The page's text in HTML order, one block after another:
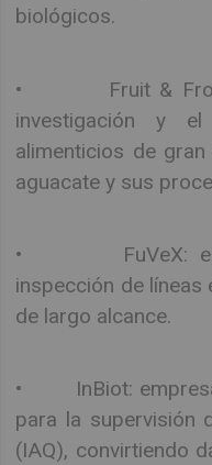
biológicos.
• Fruit & Frood
investigación y
alimenticios de
aguacate y sus
• FuVeX:
inspección de
de largo alcance.
• InBiot: empresa
para la supervisión
(IAQ), convirtiendo